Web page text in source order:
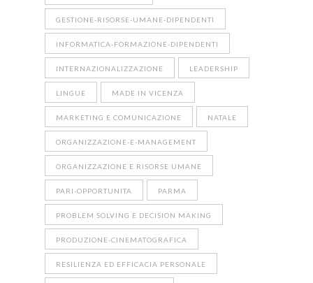
GESTIONE-RISORSE-UMANE-DIPENDENTI
INFORMATICA-FORMAZIONE-DIPENDENTI
INTERNAZIONALIZZAZIONE LEADERSHIP
LINGUE MADE IN VICENZA
MARKETING E COMUNICAZIONE NATALE
ORGANIZZAZIONE-E-MANAGEMENT
ORGANIZZAZIONE E RISORSE UMANE
PARI-OPPORTUNITA PARMA
PROBLEM SOLVING E DECISION MAKING
PRODUZIONE-CINEMATOGRAFICA
RESILIENZA ED EFFICACIA PERSONALE